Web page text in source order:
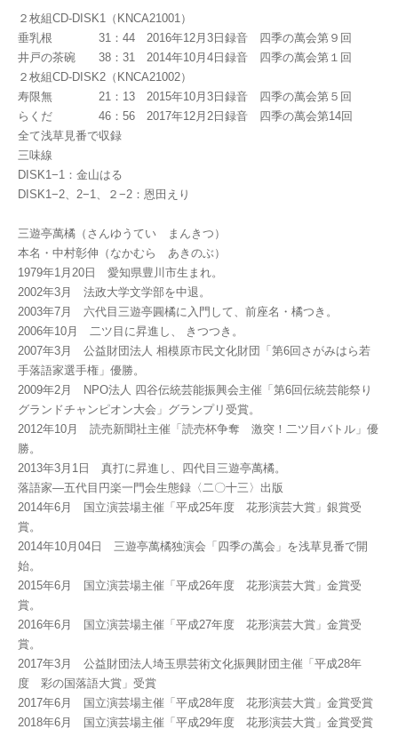
２枚組CD-DISK1（KNCA21001）
垂乳根 31：44 2016年12月3日録音 四季の萬会第９回
井戸の茶碗 38：31 2014年10月4日録音 四季の萬会第１回
２枚組CD-DISK2（KNCA21002）
寿限無 21：13 2015年10月3日録音 四季の萬会第５回
らくだ 46：56 2017年12月2日録音 四季の萬会第14回
全て浅草見番で収録
三味線
DISK1−1：金山はる
DISK1−2、2−1、２−2：恩田えり
三遊亭萬橘（さんゆうてい まんきつ）
本名・中村彰伸（なかむら あきのぶ）
1979年1月20日 愛知県豊川市生まれ。
2002年3月 法政大学文学部を中退。
2003年7月 六代目三遊亭圓橘に入門して、前座名・橘つき。
2006年10月 二ツ目に昇進し、 きつつき。
2007年3月 公益財団法人 相模原市民文化財団「第6回さがみはら若
手落語家選手権」優勝。
2009年2月 NPO法人 四谷伝統芸能振興会主催「第6回伝統芸能祭り
グランドチャンピオン大会」グランプリ受賞。
2012年10月 読売新聞社主催「読売杯争奪 激突！二ツ目バトル」優
勝。
2013年3月1日 真打に昇進し、四代目三遊亭萬橘。
落語家―五代目円楽一門会生態録〈二〇十三〉出版
2014年6月 国立演芸場主催「平成25年度 花形演芸大賞」銀賞受
賞。
2014年10月04日 三遊亭萬橘独演会「四季の萬会」を浅草見番で開
始。
2015年6月 国立演芸場主催「平成26年度 花形演芸大賞」金賞受
賞。
2016年6月 国立演芸場主催「平成27年度 花形演芸大賞」金賞受
賞。
2017年3月 公益財団法人埼玉県芸術文化振興財団主催「平成28年
度 彩の国落語大賞」受賞
2017年6月 国立演芸場主催「平成28年度 花形演芸大賞」金賞受賞
2018年6月 国立演芸場主催「平成29年度 花形演芸大賞」金賞受賞